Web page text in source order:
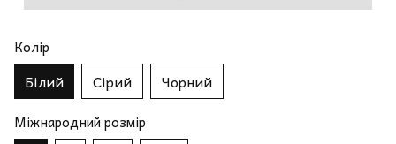
Колір
Білий Сірий Чорний
Міжнародний розмір